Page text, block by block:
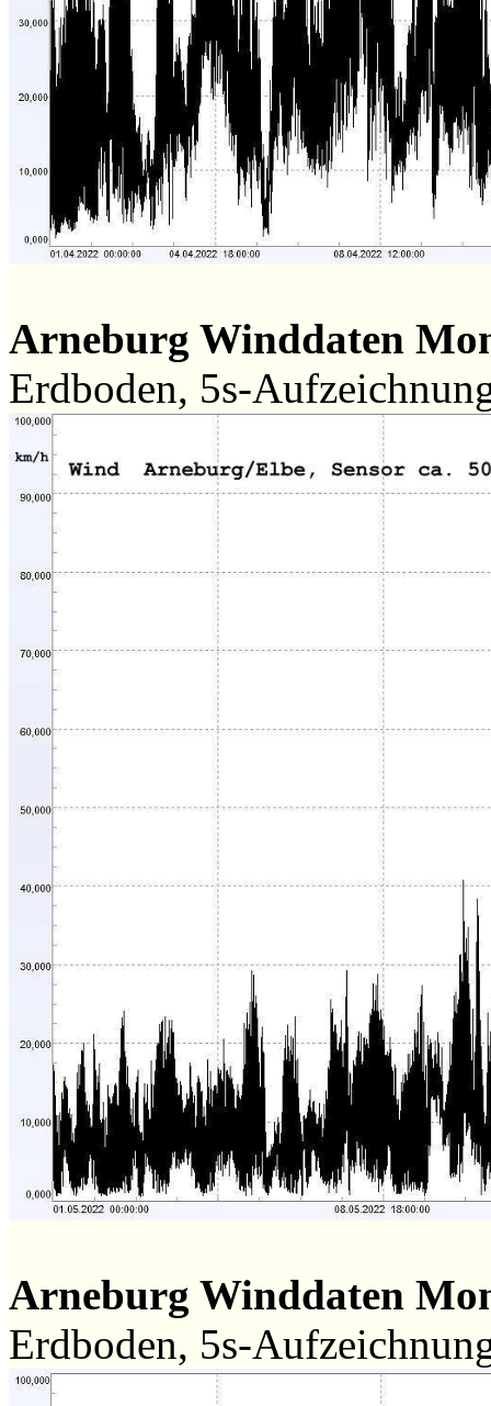
Arneburg Winddaten
Erdboden, 5s-
Arneburg Winddaten
Erdboden, 5s-